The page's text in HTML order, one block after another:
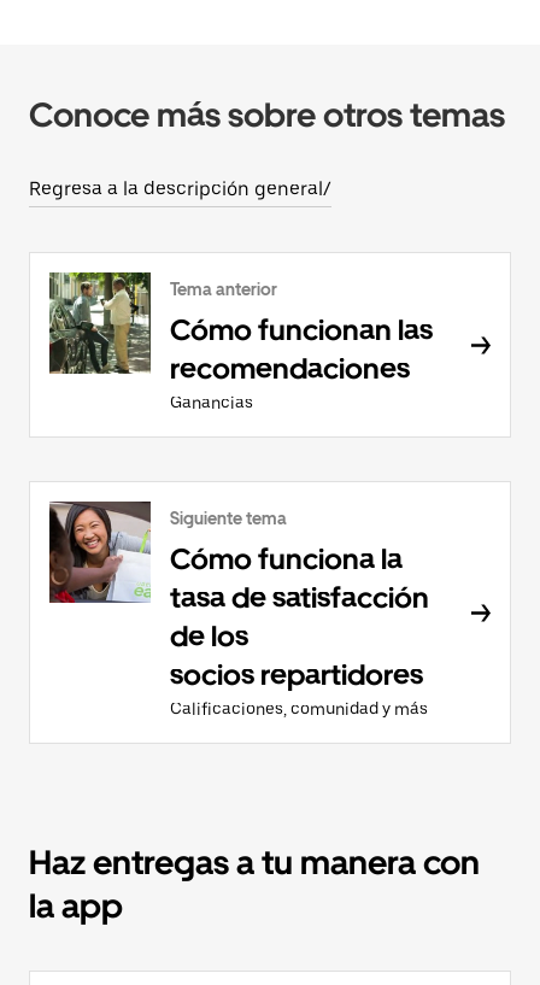
Conoce más sobre otros temas
Regresa a la descripción general/
Tema anterior
Cómo funcionan las
recomendaciones
Ganancias
Siguiente tema
Cómo funciona la
tasa de satisfacción
de los
socios repartidores
Calificaciones, comunidad y más
Haz entregas a tu manera con
la app